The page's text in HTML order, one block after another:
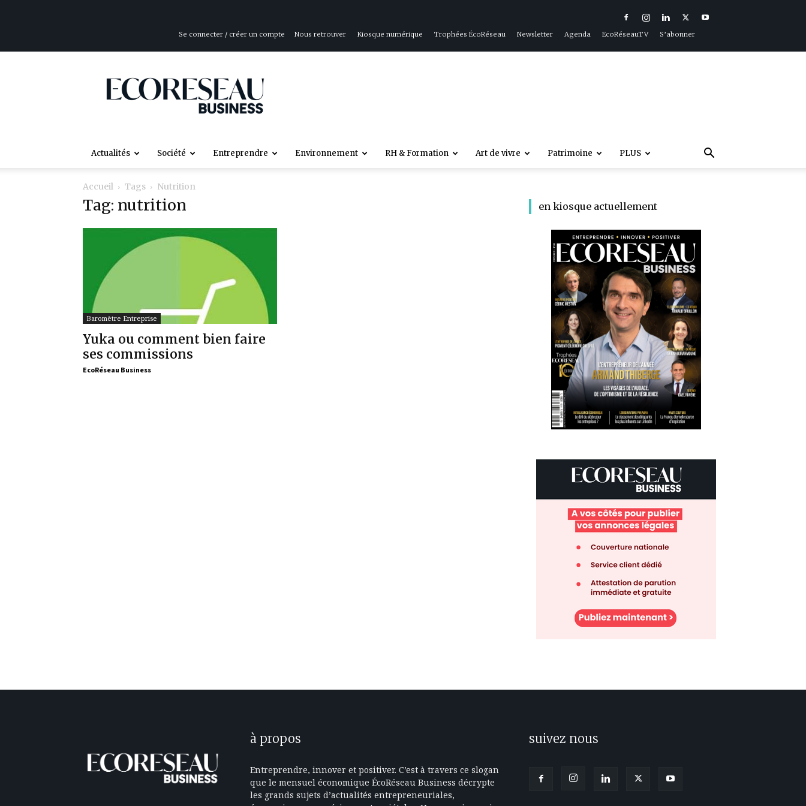
Se connecter / créer un compte Nous retrouver Kiosque numérique Trophées ÉcoRéseau Newsletter Agenda EcoRéseauTV S’abonner
Business
Actualités Société Entreprendre Environnement RH & Formation Art de vivre Patrimoine PLUS
Accueil Tags Nutrition
Tag: nutrition
Baromètre Entreprise
Yuka ou comment bien faire
ses commissions
EcoRéseau Business
en kiosque actuellement
à propos
Entreprendre, innover et positiver. C’est à travers ce slogan
que le mensuel économique ÉcoRéseau Business décrypte
les grands sujets d’actualités entrepreneuriales,
suivez nous